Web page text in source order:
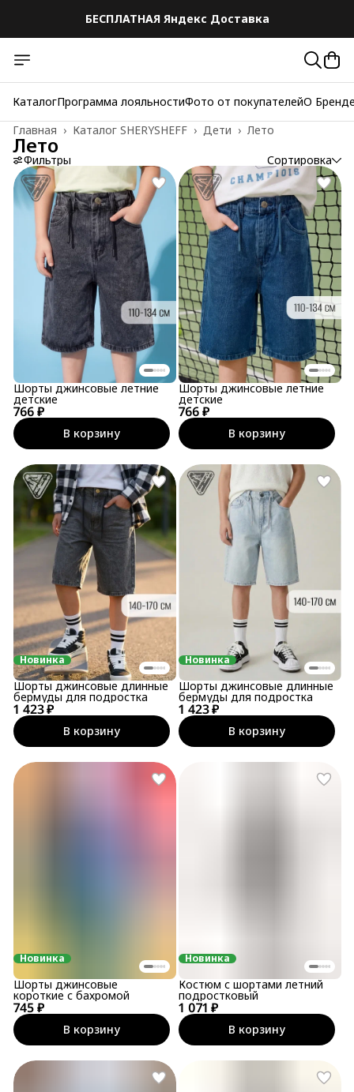
БЕСПЛАТНАЯ Яндекс Доставка
КаталогПрограмма лояльностиФото от покупателейО
Лето
Дети ›
Каталог SHERYSHEFF ›
Главная ›
Лето
Фильтры Сортировка
766 ₽
Шорты джинсовые летние
детские
В корзину
766 ₽
Шорты джинсовые летние
детские
В корзину
Новинка
1 423 ₽
Шорты джинсовые длинные
бермуды для подростка
В корзину
Новинка
1 423 ₽
Шорты джинсовые длинные
бермуды для подростка
В корзину
Новинка
745 ₽
Шорты джинсовые
короткие с бахромой
В корзину
Новинка
1 071 ₽
Костюм с шортами летний
подростковый
В корзину